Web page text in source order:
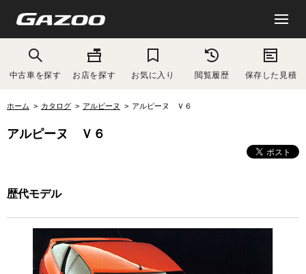
中古車を探す お店を探す お気に入り 閲覧履歴 保存した見積
ホーム カタログ アルピーヌ アルピーヌ Ｖ６
アルピーヌ Ｖ６
歴代モデル